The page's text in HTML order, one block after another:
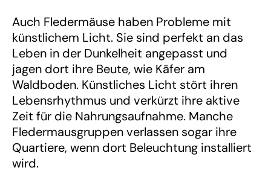
Auch Fledermäuse haben Probleme mit
künstlichem Licht. Sie sind perfekt an das
Leben in der Dunkelheit angepasst und
jagen dort ihre Beute, wie Käfer am
Waldboden. Künstliches Licht stört ihren
Lebensrhythmus und verkürzt ihre aktive
Zeit für die Nahrungsaufnahme. Manche
Fledermausgruppen verlassen sogar ihre
Quartiere, wenn dort Beleuchtung installiert
wird.